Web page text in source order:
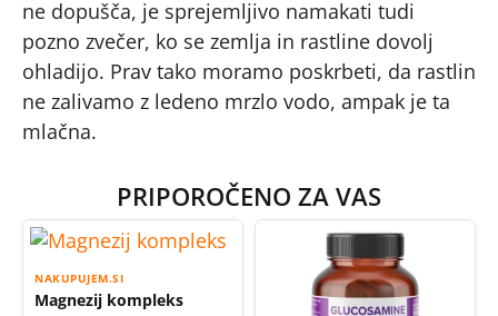
ne dopušča, je sprejemljivo namakati tudi
pozno zvečer, ko se zemlja in rastline dovolj
ohladijo. Prav tako moramo poskrbeti, da rastlin
ne zalivamo z ledeno mrzlo vodo, ampak je ta
mlačna.
PRIPOROČENO ZA VAS
NAKUPUJEM.SI
Magnezij kompleks